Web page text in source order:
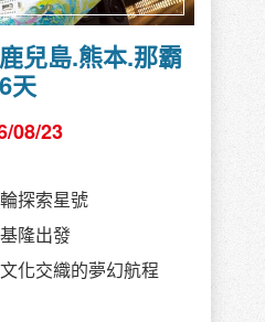
兒島.熊本.那霸
6天
08/23
探索星號
隆出發
化交織的夢幻航程